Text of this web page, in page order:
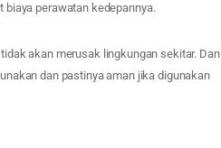
perawatan kedepannya.
akan merusak lingkungan sekitar. Dan
dan pastinya aman jika digunakan